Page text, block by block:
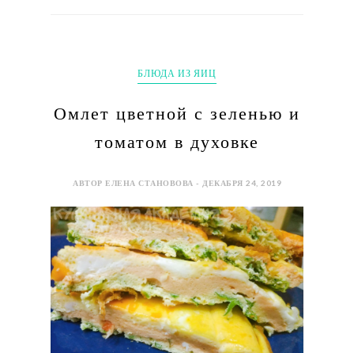
БЛЮДА ИЗ ЯИЦ
Омлет цветной с зеленью и
томатом в духовке
АВТОР ЕЛЕНА СТАНОВОВА - ДЕКАБРЯ 24, 2019